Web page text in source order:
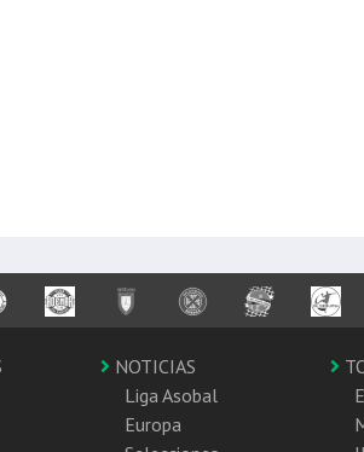
NOTICIAS
Liga Asobal
Europa